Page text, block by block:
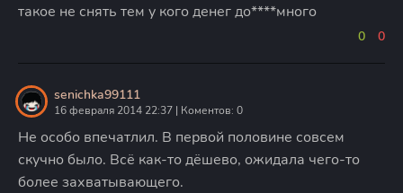
такое не снять тем у кого денег до****много
0 0
senichka99111
16 февраля 2014 22:37 | Коментов: 0
Не особо впечатлил. В первой половине совсем
скучно было. Всё как-то дёшево, ожидала чего-то
более захватывающего.